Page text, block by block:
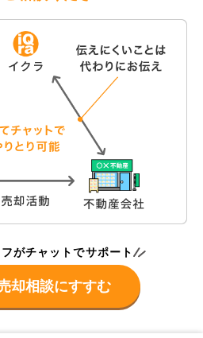
がチャットでサポート
却相談にすすむ